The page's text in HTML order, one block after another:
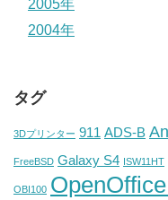
2005年
2004年
タグ
3Dプリンター 911 ADS-B
FreeBSD Galaxy S4 ISW11HT
OBI100